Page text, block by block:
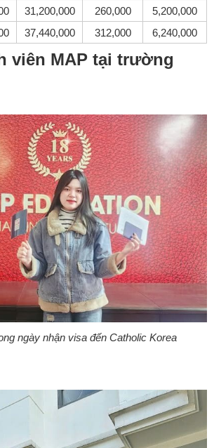
31,200,000 260,000
5,200,000
37,440,000 312,000 6,240,000
viên MAP tại trường
ngày nhận visa đến Catholic Korea